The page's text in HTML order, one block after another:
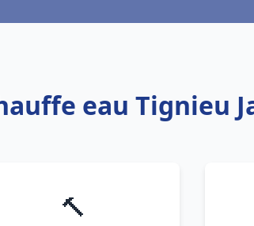
eau Tignieu
🔨